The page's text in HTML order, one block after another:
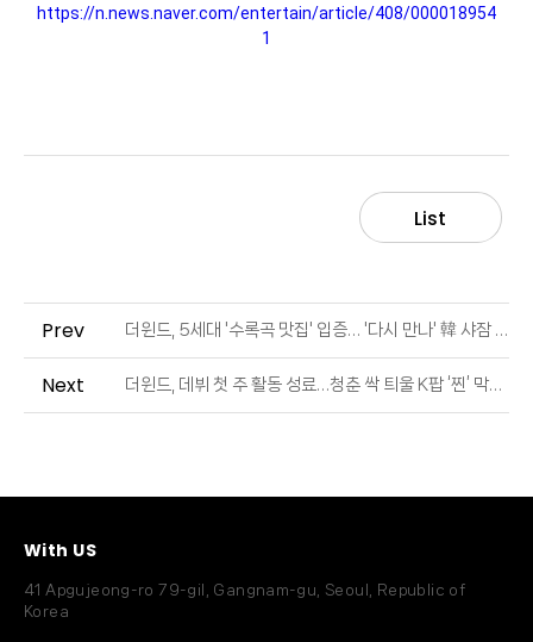
https://n.news.naver.com/entertain/article/408/000018954
1
List
Prev 더윈드, 5세대 '수록곡 맛집' 입증… '다시 만나' 韓 샤잠 4위 (출처 : JTBC | 네이버 TV연예)
Next 더윈드, 데뷔 첫 주 활동 성료…청춘 싹 틔울 K팝 ‘찐’ 막내 등판 (출처 : 일간스포츠 | 네이버 TV연예)
With US
41 Apgujeong-ro 79-gil, Gangnam-gu, Seoul, Republic of
Korea